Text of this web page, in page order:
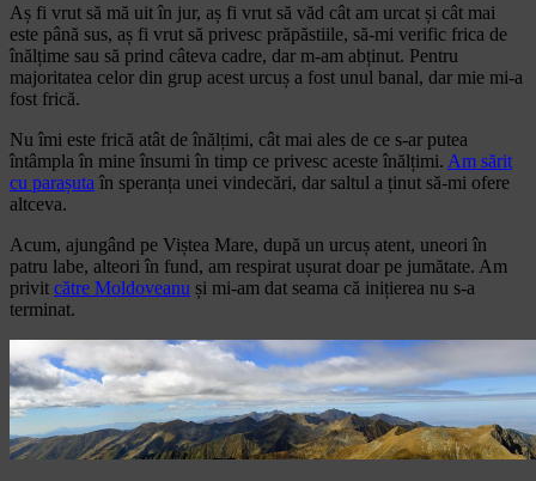
Aș fi vrut să mă uit în jur, aș fi vrut să văd cât am urcat și cât mai
este până sus, aș fi vrut să privesc prăpăstiile, să-mi verific frica de
înălțime sau să prind câteva cadre, dar m-am abținut. Pentru
majoritatea celor din grup acest urcuș a fost unul banal, dar mie mi-a
fost frică.
Nu îmi este frică atât de înălțimi, cât mai ales de ce s-ar putea
întâmpla în mine însumi în timp ce privesc aceste înălțimi. Am sărit
cu parașuta în speranța unei vindecări, dar saltul a ținut să-mi ofere
altceva.
Acum, ajungând pe Viștea Mare, după un urcuș atent, uneori în
patru labe, alteori în fund, am respirat ușurat doar pe jumătate. Am
privit către Moldoveanu și mi-am dat seama că inițierea nu s-a
terminat.